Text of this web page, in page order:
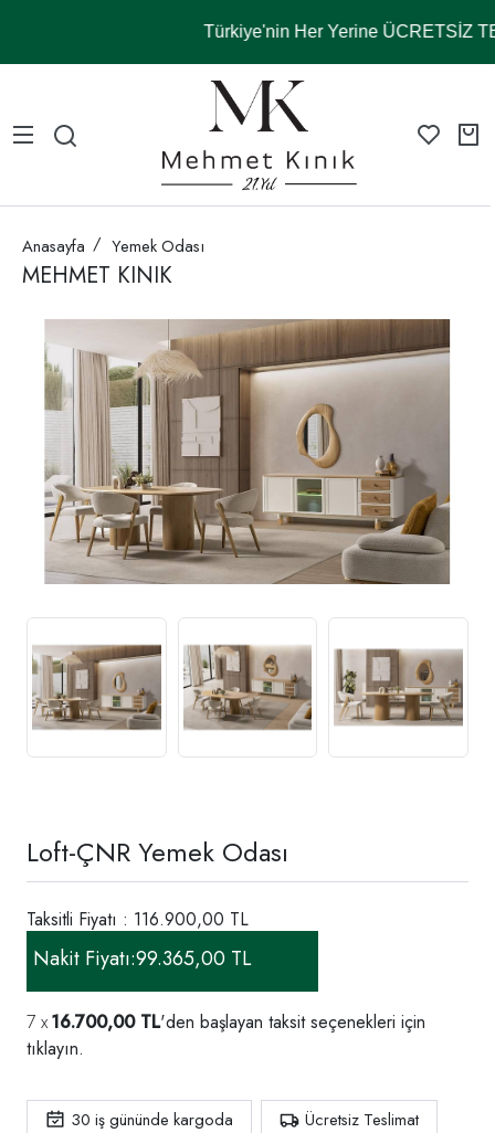
Türkiye'nin Her Yerine ÜCRETSİZ
Anasayfa Yemek Odası
MEHMET KINIK
Loft-ÇNR Yemek Odası
Taksitli Fiyatı : 116.900,00 TL
Nakit Fiyatı:99.365,00 TL
16.700,00 TL'den başlayan taksit seçenekleri için
tıklayın.
30 iş gününde kargoda Ücretsiz Teslimat